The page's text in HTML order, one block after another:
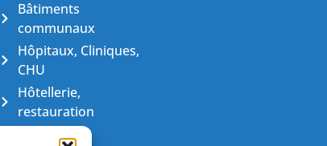
Bâtiments
communaux
Hôpitaux, Cliniques,
CHU
Hôtellerie,
restauration
Entreprises